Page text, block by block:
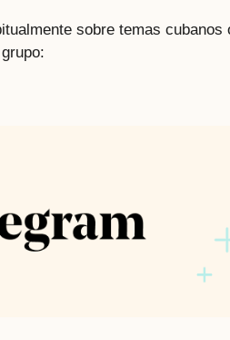
sobre temas cubanos